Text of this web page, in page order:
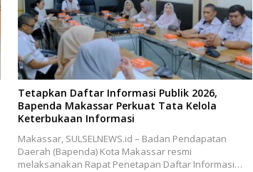
Tetapkan Daftar Informasi Publik 2026,
Bapenda Makassar Perkuat Tata Kelola
Keterbukaan Informasi
Makassar, SULSELNEWS.id – Badan Pendapatan
Daerah (Bapenda) Kota Makassar resmi
melaksanakan Rapat Penetapan Daftar Informasi…